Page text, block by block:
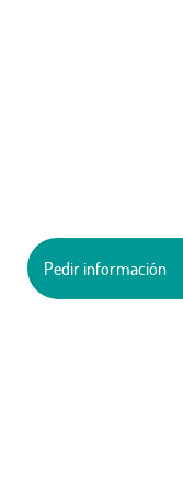
Pedir información